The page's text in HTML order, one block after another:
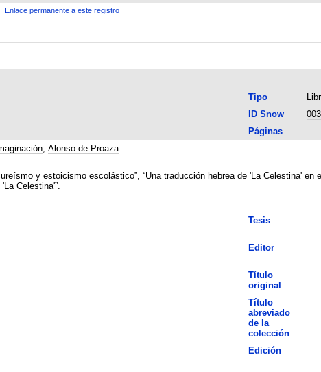
Enlace permanente a este registro
Tipo
ID Snow
Páginas
; Alonso de Proaza
y estoicismo escolástico”, “Una traducción hebrea de 'La Celestina' en
Celestina'”.
Tesis
Editor
Título
original
Título
abreviado
de la
colección
Edición